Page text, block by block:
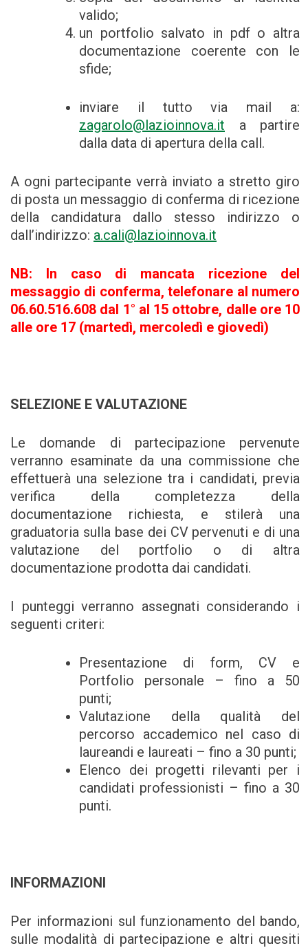
valido;
un portfolio salvato in pdf o altra
documentazione coerente con le
sfide;
inviare il tutto via mail a:
zagarolo@lazioinnova.it a partire
dalla data di apertura della call.
A ogni partecipante verrà inviato a stretto giro
di posta un messaggio di conferma di ricezione
della candidatura dallo stesso indirizzo o
dall’indirizzo: a.cali@lazioinnova.it
NB: In caso di mancata ricezione del
messaggio di conferma, telefonare al numero
06.60.516.608 dal 1° al 15 ottobre, dalle ore 10
alle ore 17 (martedì, mercoledì e giovedì)
SELEZIONE E VALUTAZIONE
Le domande di partecipazione pervenute
verranno esaminate da una commissione che
effettuerà una selezione tra i candidati, previa
verifica della completezza della
documentazione richiesta, e stilerà una
graduatoria sulla base dei CV pervenuti e di una
valutazione del portfolio o di altra
documentazione prodotta dai candidati.
I punteggi verranno assegnati considerando i
seguenti criteri:
Presentazione di form, CV e
Portfolio personale – fino a 50
punti;
Valutazione della qualità del
percorso accademico nel caso di
laureandi e laureati – fino a 30 punti;
Elenco dei progetti rilevanti per i
candidati professionisti – fino a 30
punti.
INFORMAZIONI
Per informazioni sul funzionamento del bando,
sulle modalità di partecipazione e altri quesiti